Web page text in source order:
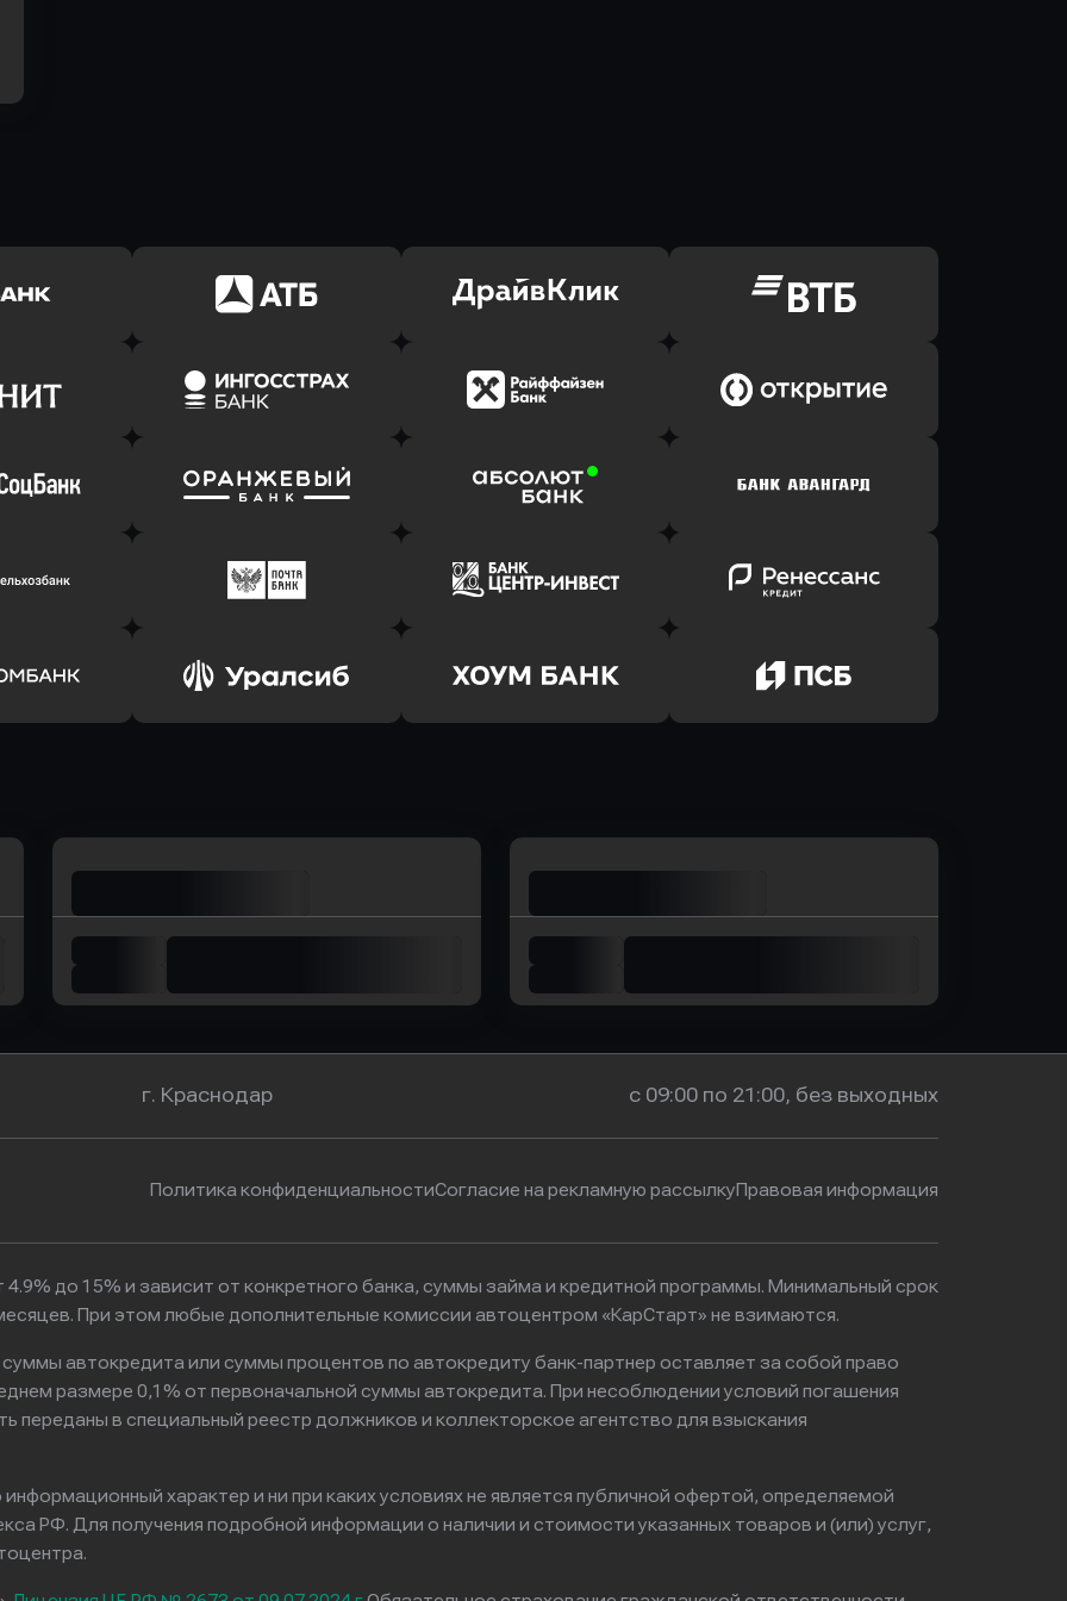
заявку
Оправить заявку
в АТБ Банк
Оправить заявку
в Драйв Клик Банк
Оправить заявку
в ВТБ
заявку
Банк
Оправить заявку
в Ингосстрах Банк
Оправить заявку
в Райффайзен Банк
в Банк Открытие
заявку
Оправить заявку
в Банк Оранжевый
Оправить заявку
в Абсолют Банк
Оправить заявку
в Банк Авангард
заявку
Оправить заявку
в Почта Банк
Оправить заявку
в Центр-Инвест
Оправить заявку
в Ренессанс Банк
г. Краснодар с 09:00 по 21:00, без выходных
Политика конфиденциальностиСогласие на рекламную рассылкуПравовая информация
до 15% и зависит от конкретного банка, суммы займа и кредитной программы. Минимальный срок
При этом любые дополнительные комиссии автоцентром «КарСтарт» не взимаются.
автокредита или суммы процентов по автокредиту банк-партнер оставляет за собой право
размере 0,1% от первоначальной суммы автокредита. При несоблюдении условий погашения
переданы в специальный реестр должников и коллекторское агентство для взыскания
характер и ни при каких условиях не является публичной офертой, определяемой
РФ. Для получения подробной информации о наличии и стоимости указанных товаров и (или) услуг,